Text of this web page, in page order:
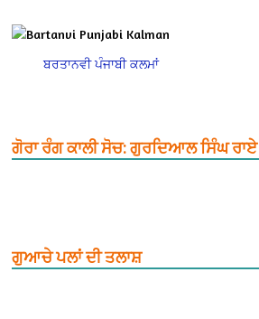
ਬਰਤਾਨਵੀ ਪੰਜਾਬੀ ਕਲਮਾਂ
ਗੋਰਾ ਰੰਗ ਕਾਲੀ ਸੋਚ: ਗੁਰਦਿਆਲ ਸਿੰਘ ਰਾਏ
ਗੁਆਚੇ ਪਲਾਂ ਦੀ ਤਲਾਸ਼